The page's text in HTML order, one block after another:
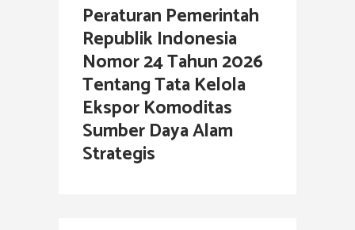
Peraturan Pemerintah
Republik Indonesia
Nomor 24 Tahun 2026
Tentang Tata Kelola
Ekspor Komoditas
Sumber Daya Alam
Strategis